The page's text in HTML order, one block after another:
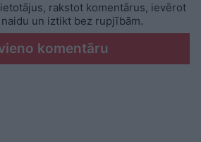
rakstot komentārus, ievērot
un iztikt bez rupjībām.
komentāru